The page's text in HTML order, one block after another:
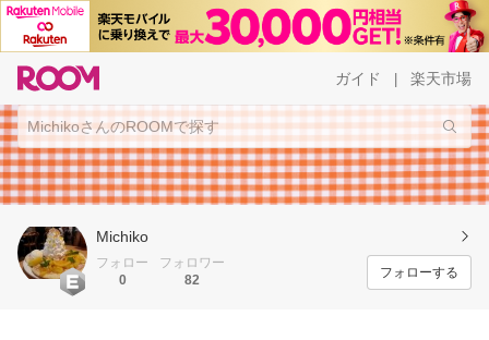
ガイド 楽天市場
Michiko
フォロー
0
フォロワー
82
フォローする